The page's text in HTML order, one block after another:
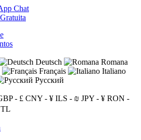
Deutsch
Romana
Français
Italiano
Русский
- £ CNY - ¥ ILS - ₪ JPY - ¥ RON -